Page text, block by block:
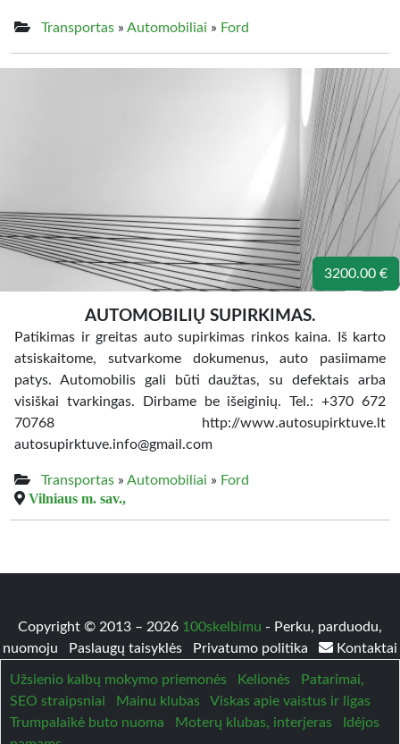
Transportas » Automobiliai » Ford
3200.00 €
AUTOMOBILIŲ SUPIRKIMAS.
Patikimas ir greitas auto supirkimas rinkos kaina. Iš karto
atsiskaitome, sutvarkome dokumenus, auto pasiimame
patys. Automobilis gali būti daužtas, su defektais arba
visiškai tvarkingas. Dirbame be išeiginių. Tel.: +370 672
70768 http://www.autosupirktuve.lt
autosupirktuve.info@gmail.com
Transportas » Automobiliai » Ford
Vilniaus m. sav.,
Copyright © 2013 – 2026 100skelbimu - Perku, parduodu,
nuomoju
Paslaugų taisyklės Privatumo politika Kontaktai
Užsienio kalbų mokymo priemonės Kelionės
Patarimai,
SEO straipsniai
Mainu klubas
Viskas apie vaistus ir ligas
Trumpalaikė buto nuoma
Moterų klubas, interjeras
Idėjos